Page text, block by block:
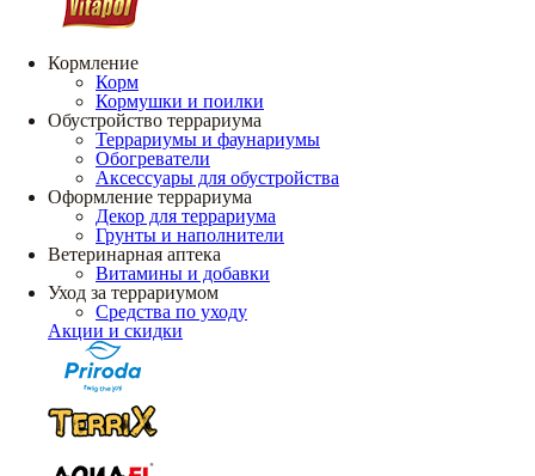
Кормление
Корм
Кормушки и поилки
Обустройство террариума
Террариумы и фаунариумы
Обогреватели
Аксессуары для обустройства
Оформление террариума
Декор для террариума
Грунты и наполнители
Ветеринарная аптека
Витамины и добавки
Уход за террариумом
Средства по уходу
Акции и скидки